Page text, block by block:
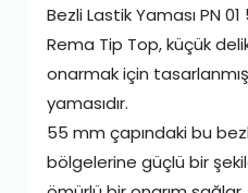
Bezli Lastik Yaması PN
Rema Tip Top, küçük
onarmak için
yamasıdır.
55 mm çapındaki bu
bölgelerine güçlü bir